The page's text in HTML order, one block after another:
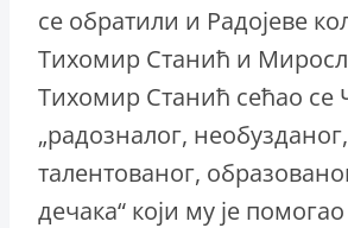
се обратили и Радојеве
Тихомир Станић и
Тихомир Станић сећао се
„радозналог, необузданог,
талентованог,
дечака“ који му је